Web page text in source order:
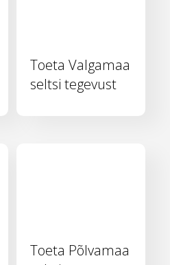
Toeta Valgamaa
seltsi tegevust
Toeta Põlvamaa